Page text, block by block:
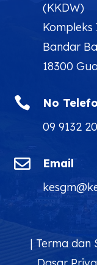
(KKDW)
Kompleks
Bandar
18300

No
09 9132

Email
| Terma dan